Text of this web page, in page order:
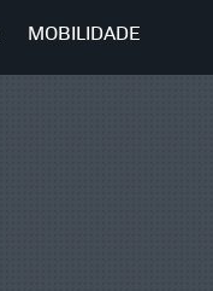
MOBILIDADE